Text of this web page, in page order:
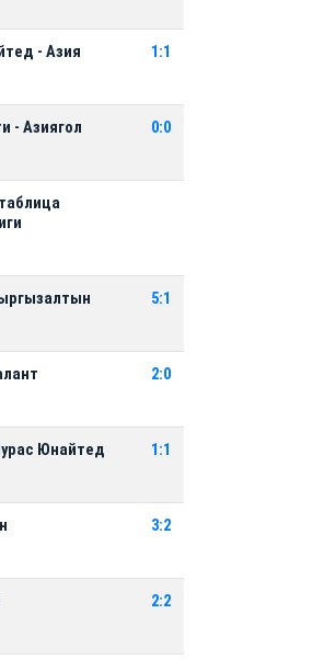
- Азия 1:1
- Азиягол 0:0
5:1
2:0
Юнайтед 1:1
3:2
2:2